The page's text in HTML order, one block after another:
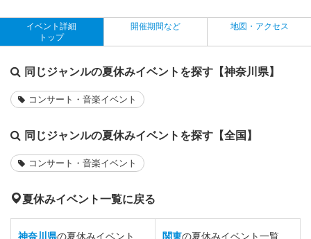
イベント詳細
トップ
開催期間など 地図・アクセス
同じジャンルの夏休みイベントを探す【神奈川県】
コンサート・音楽イベント
同じジャンルの夏休みイベントを探す【全国】
コンサート・音楽イベント
夏休みイベント一覧に戻る
神奈川県の夏休みイベント 関東の夏休みイベント一覧